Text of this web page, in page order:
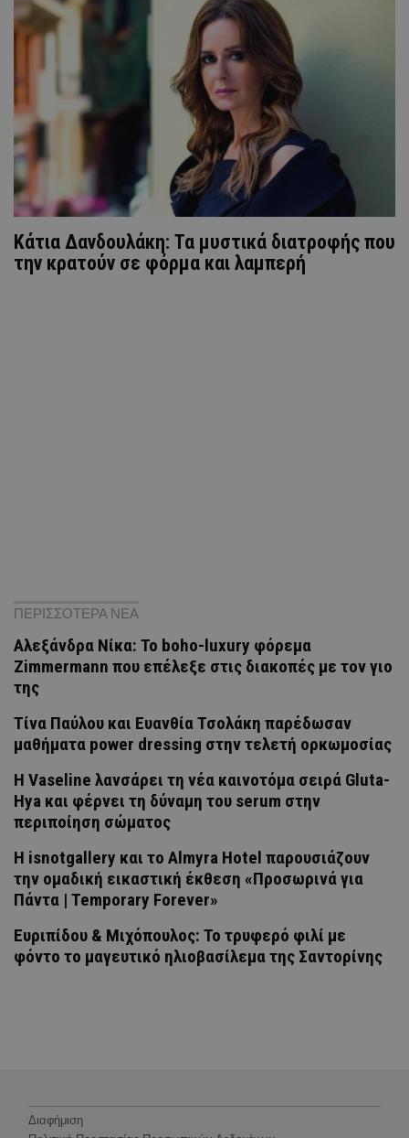
Κάτια Δανδουλάκη: Τα μυστικά διατροφής που
την κρατούν σε φόρμα και λαμπερή
ΠΕΡΙΣΣΟΤΕΡΑ ΝΕΑ
Αλεξάνδρα Νίκα: Το boho-luxury φόρεμα
Zimmermann που επέλεξε στις διακοπές με τον γιο
της
Tίνα Παύλου και Ευανθία Τσολάκη παρέδωσαν
μαθήματα power dressing στην τελετή ορκωμοσίας
Η Vaseline λανσάρει τη νέα καινοτόμα σειρά Gluta-
Hya και φέρνει τη δύναμη του serum στην
περιποίηση σώματος
H isnotgallery και το Almyra Hotel παρουσιάζουν
την ομαδική εικαστική έκθεση «Προσωρινά για
Πάντα | Temporary Forever»
Ευριπίδου & Μιχόπουλος: Το τρυφερό φιλί με
φόντο το μαγευτικό ηλιοβασίλεμα της Σαντορίνης
Διαφήμιση